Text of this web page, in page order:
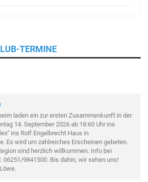
TERMINE
laden ein zur ersten Zusammenkunft in der
14. September 2026 ab 18:60 Uhr ins
ins Rolf Engelbrecht Haus in
Es wird um zahlreiches Erscheinen gebeten.
sind herzlich willkommen. Info bei
06251/9841500. Bis dahin, wir sehen uns!